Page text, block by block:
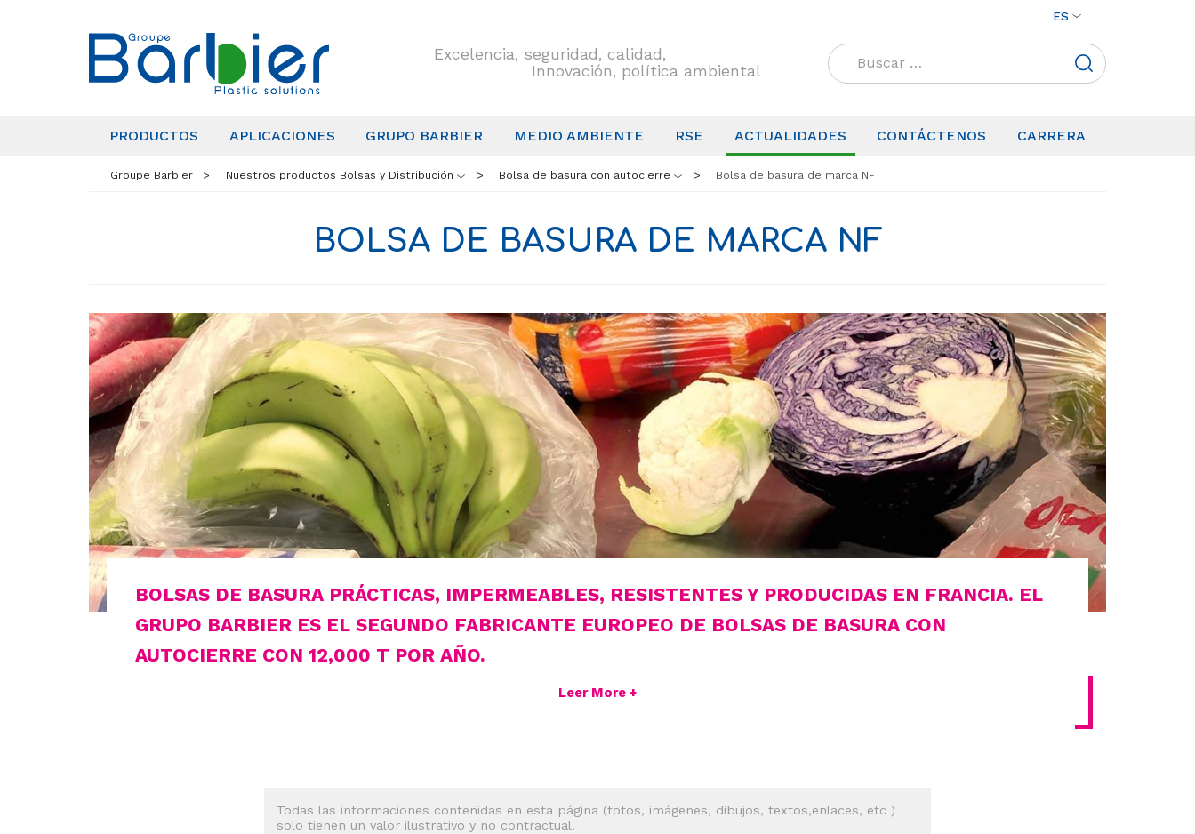
ES
Excelencia, seguridad, calidad,
Innovación, política ambiental
Buscar:
PRODUCTOS APLICACIONES GRUPO BARBIER MEDIO AMBIENTE RSE ACTUALIDADES CONTÁCTENOS CARRERA
Groupe Barbier Nuestros productos Bolsas y Distribución Bolsa de basura con autocierre Bolsa de basura de marca NF
BOLSA DE BASURA DE MARCA NF
BOLSAS DE BASURA PRÁCTICAS, IMPERMEABLES, RESISTENTES Y PRODUCIDAS EN FRANCIA. EL
GRUPO BARBIER ES EL SEGUNDO FABRICANTE EUROPEO DE BOLSAS DE BASURA CON
AUTOCIERRE CON 12,000 T POR AÑO.
Leer More +
Todas las informaciones contenidas en esta página (fotos, imágenes, dibujos, textos,enlaces, etc )
solo tienen un valor ilustrativo y no contractual.